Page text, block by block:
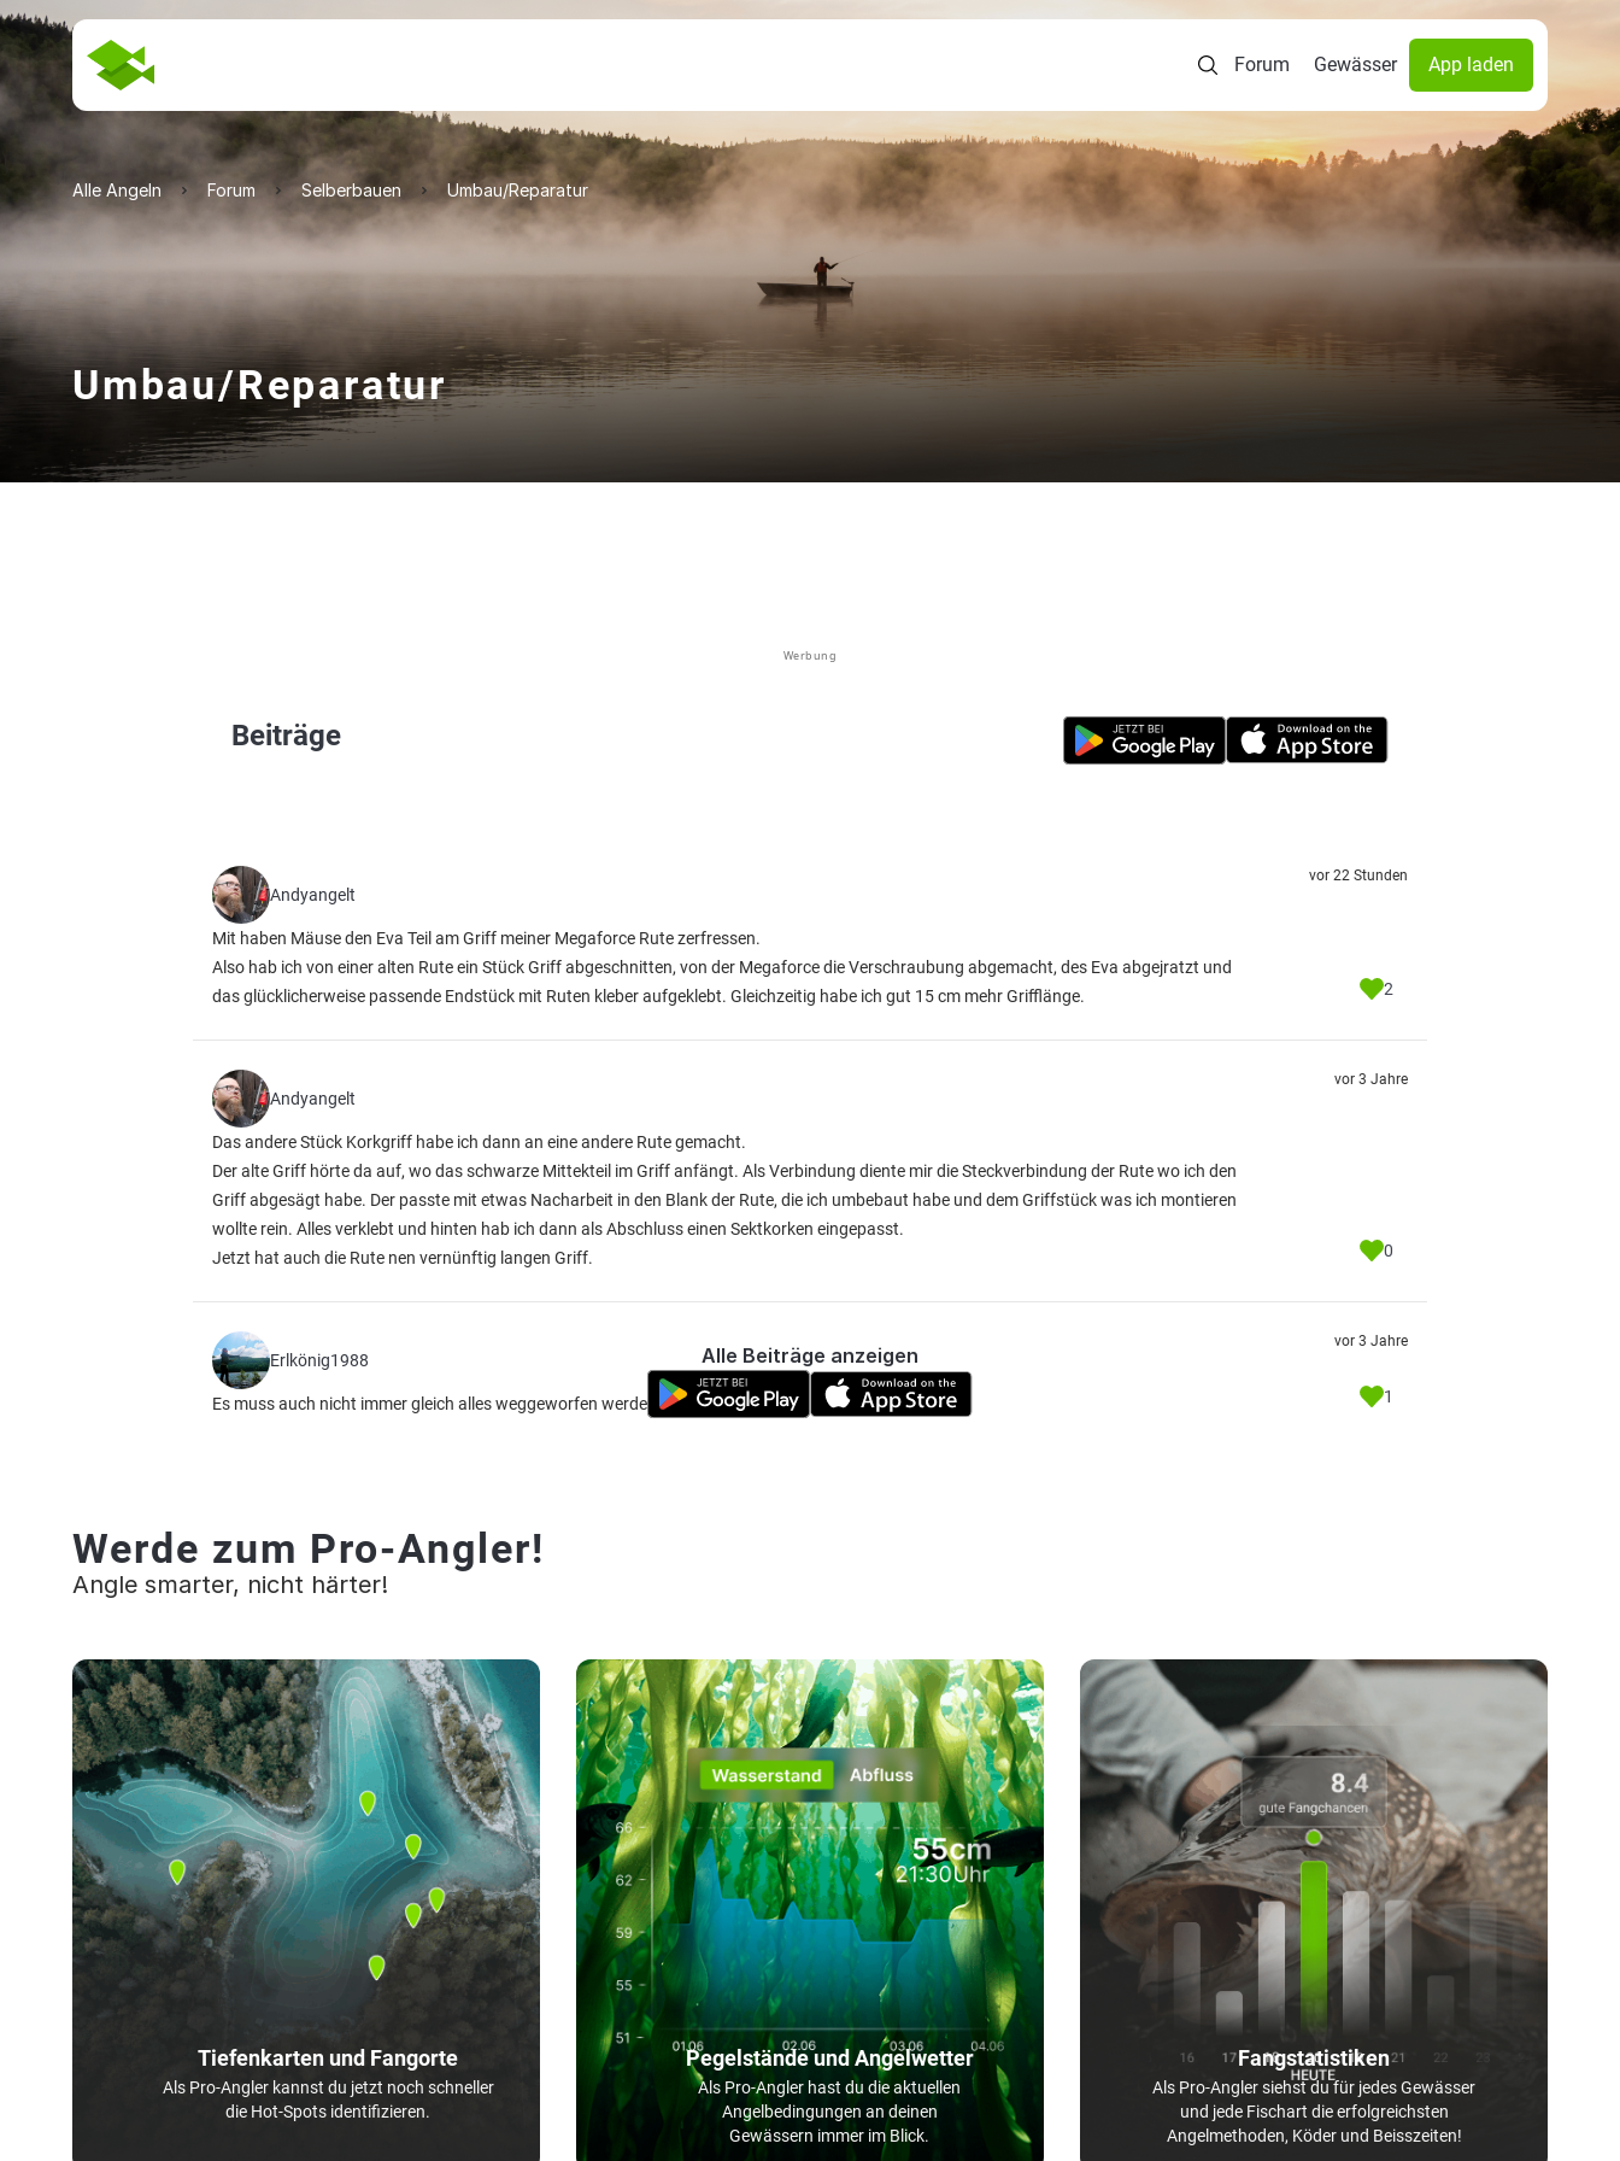
Forum Gewässer App laden
Alle Angeln Forum Selberbauen Umbau/Reparatur
Umbau/Reparatur
Werbung
Beiträge
Andyangelt
Mit haben Mäuse den Eva Teil am Griff meiner Megaforce Rute zerfressen.
Also hab ich von einer alten Rute ein Stück Griff abgeschnitten, von der Megaforce die Verschraubung abgemacht, des Eva abgejratzt und
das glücklicherweise passende Endstück mit Ruten kleber aufgeklebt. Gleichzeitig habe ich gut 15 cm mehr Grifflänge.
vor 22 Stunden
2
Andyangelt
Das andere Stück Korkgriff habe ich dann an eine andere Rute gemacht.
Der alte Griff hörte da auf, wo das schwarze Mittekteil im Griff anfängt. Als Verbindung diente mir die Steckverbindung der Rute wo ich den
Griff abgesägt habe. Der passte mit etwas Nacharbeit in den Blank der Rute, die ich umbebaut habe und dem Griffstück was ich montieren
wollte rein. Alles verklebt und hinten hab ich dann als Abschluss einen Sektkorken eingepasst.
Jetzt hat auch die Rute nen vernünftig langen Griff.
vor 3 Jahre
0
Erlkönig1988
Es muss auch nicht immer gleich alles weggeworfen werden 👌
vor 3 Jahre
1
Alle Beiträge anzeigen
Werde zum Pro-Angler!
Angle smarter, nicht härter!
Tiefenkarten und Fangorte
Als Pro-Angler kannst du jetzt noch schneller
die Hot-Spots identifizieren.
Pegelstände und Angelwetter
Als Pro-Angler hast du die aktuellen
Angelbedingungen an deinen
Gewässern immer im Blick.
Fangstatistiken
Als Pro-Angler siehst du für jedes Gewässer
und jede Fischart die erfolgreichsten
Angelmethoden, Köder und Beisszeiten!